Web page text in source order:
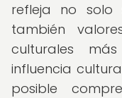
refleja no solo
también
culturales
influencia
posible